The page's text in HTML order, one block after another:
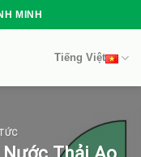
MINH
Tiếng Việt